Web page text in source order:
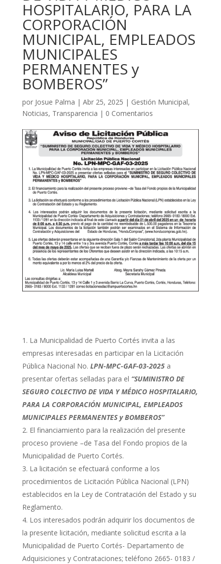
HOSPITALARIO, PARA LA
CORPORACIÓN
MUNICIPAL, EMPLEADOS
MUNICIPALES
PERMANENTES y
BOMBEROS”
por Josue Palma | Abr 25, 2025 | Gestión Municipal,
Noticias, Transparencia | 0 Comentarios
La Municipalidad de Puerto Cortés invita a las
empresas interesadas en participar en la Licitación
Pública Nacional No. LPN-MPC-GAF-03-2025 a
presentar ofertas selladas para el “SUMINISTRO DE
SEGURO COLECTIVO DE VIDA Y MÉDICO HOSPITALARIO,
PARA LA CORPORACIÓN MUNICIPAL, EMPLEADOS
MUNICIPALES PERMANENTES y BOMBEROS”
El financiamiento para la realización del presente
proceso proviene –de Tasa del Fondo propios de la
Municipalidad de Puerto Cortés.
La licitación se efectuará conforme a los
procedimientos de Licitación Pública Nacional (LPN)
establecidos en la Ley de Contratación del Estado y su
Reglamento.
Los interesados podrán adquirir los documentos de
la presente licitación, mediante solicitud escrita a la
Municipalidad de Puerto Cortés- Departamento de
Adquisiciones y Contrataciones; teléfono 2665- 0183 /